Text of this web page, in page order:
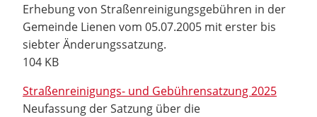
Erhebung von Straßenreinigungsgebühren in der
Gemeinde Lienen vom 05.07.2005 mit erster bis
siebter Änderungssatzung.
104 KB
Straßenreinigungs- und Gebührensatzung 2025
Neufassung der Satzung über die